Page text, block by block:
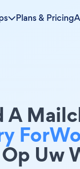
Plans & Pricing
A
Uw